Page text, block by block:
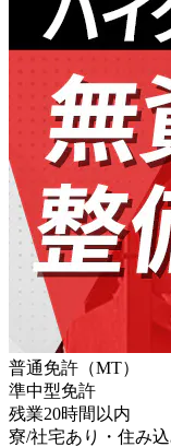
普通免許（MT）
準中型免許
残業20時間以内
寮/社宅あり・住み